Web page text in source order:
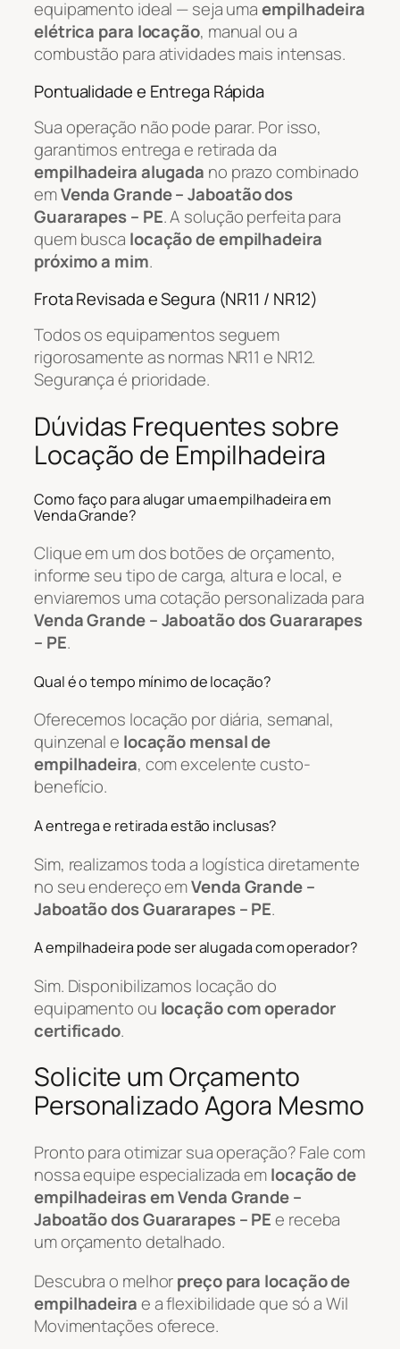
equipamento ideal — seja umaempilhadeira
elétrica para locação, manual ou a
combustão para atividades mais intensas.
Pontualidade e Entrega Rápida
Sua operação não pode parar. Por isso,
garantimos entrega e retirada da
empilhadeira alugada no prazo combinado
emVenda Grande – Jaboatão dos
Guararapes – PE. A solução perfeita para
quem busca locação de empilhadeira
próximo a mim.
Frota Revisada e Segura (NR11 / NR12)
Todos os equipamentos seguem
rigorosamente as normas NR11 e NR12.
Segurança é prioridade.
Dúvidas Frequentes sobre
Locação de Empilhadeira
Como faço para alugar uma empilhadeira em
Venda Grande?
Clique em um dos botões de orçamento,
informe seu tipo de carga, altura e local, e
enviaremos uma cotação personalizada para
Venda Grande – Jaboatão dos Guararapes
– PE.
Qual é o tempo mínimo de locação?
Oferecemos locação por diária, semanal,
quinzenal e locação mensal de
empilhadeira, com excelente custo-
benefício.
A entrega e retirada estão inclusas?
Sim, realizamos toda a logística diretamente
no seu endereço emVenda Grande –
Jaboatão dos Guararapes – PE.
A empilhadeira pode ser alugada com operador?
Sim. Disponibilizamos locação do
equipamento ou locação com operador
certificado.
Solicite um Orçamento
Personalizado Agora Mesmo
Pronto para otimizar sua operação? Fale com
nossa equipe especializada emlocação de
empilhadeiras em Venda Grande –
Jaboatão dos Guararapes – PEe receba
um orçamento detalhado.
Descubra o melhorpreço para locação de
empilhadeirae a flexibilidade que só a Wil
Movimentações oferece.